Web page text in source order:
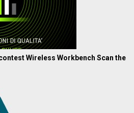
Wireless Workbench Scan the